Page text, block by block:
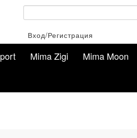
Вход/Регистрация
Mima Zigi Mima Moon